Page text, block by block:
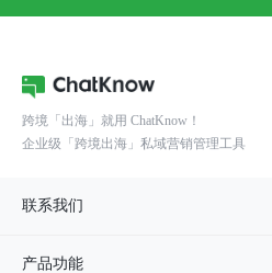
跨境「出海」就用 ChatKnow！
企业级「跨境出海」私域营销管理工具
联系我们
产品功能